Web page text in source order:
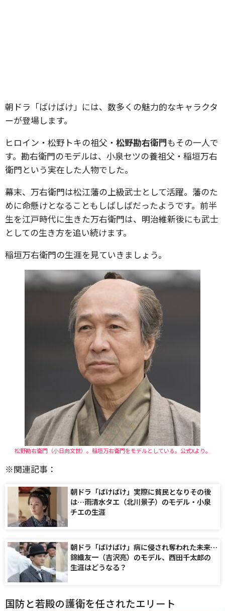
朝ドラ「ばけばけ」には、数多くの魅力的なキャラクタ
ーが登場します。
ヒロイン・松野トキの祖父・ 松野勘右衛門もその一人で
す。勘右衛門のモデルは、小泉セツの養祖父・稲垣万右
衛門という実在した人物でした。
幕末、万右衛門は松江藩の上級武士として活躍。藩のた
めに命懸けとなることもしばしばだったようです。前半
生を江戸時代に生きた万右衛門は、明治維新後にも武士
としての生き方を追い続けます。
稲垣万右衛門の生涯を見ていきましょう。
松野勘右衛門（小日向文世）。稲垣万右衛門をモデルとしている。公式Xより。
※関連記事：
朝ドラ「ばけばけ」実際に貧民となりその後
は…雨清水タエ（北川景子）のモデル・小泉
チエの生涯
朝ドラ「ばけばけ」病に侵され奪われた未来…
錦織友一（吉沢亮）のモデル、西田千太郎の
生涯はどうなる？
国防と若殿の護衛を任されたエリート